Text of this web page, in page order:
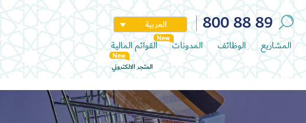
800 88 89 العربية
المشاريع الوظائف المدونات القوائم المالية
المتجر الالكتروني